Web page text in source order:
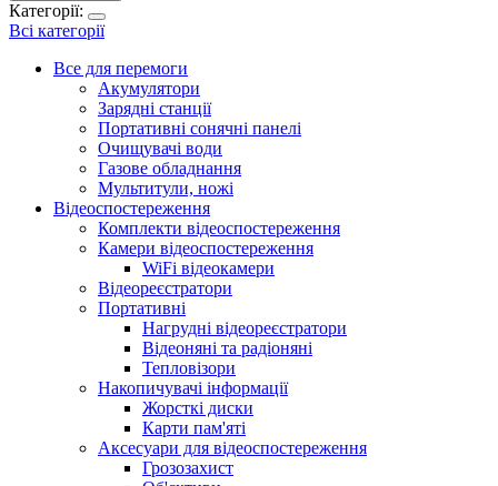
Категорії:
Всі категорії
Все для перемоги
Акумулятори
Зарядні станції
Портативні сонячні панелі
Очищувачі води
Газове обладнання
Мультитули, ножі
Відеоспостереження
Комплекти відеоспостереження
Камери відеоспостереження
WiFi відеокамери
Відеореєстратори
Портативні
Нагрудні відеореєстратори
Відеоняні та радіоняні
Тепловізори
Накопичувачі інформації
Жорсткі диски
Карти пам'яті
Аксесуари для відеоспостереження
Грозозахист